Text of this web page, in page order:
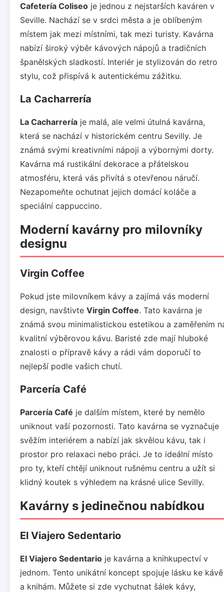
Cafetería Coliseo je jednou z nejstarších kaváren v
Seville. Nachází se v srdci města a je oblíbeným
místem jak mezi místními, tak mezi turisty. Kavárna
nabízí široký výběr kávových nápojů a tradičních
španělských sladkostí. Interiér je stylizován do retro
stylu, což přispívá k autentickému zážitku.
La Cacharrería
La Cacharrería je malá, ale velmi útulná kavárna,
která se nachází v historickém centru Sevilly. Je
známá svými kreativními nápoji a výbornými dorty.
Kavárna má rustikální dekorace a přátelskou
atmosféru, která vás přivítá s otevřenou náručí.
Nezapomeňte ochutnat jejich domácí koláče a
speciální cappuccino.
Moderní kavárny pro milovníky
designu
Virgin Coffee
Pokud jste milovníkem kávy a zajímá vás moderní
design, navštivte Virgin Coffee. Tato kavárna je
známá svou minimalistickou estetikou a zaměřením
kvalitní výběrovou kávu. Baristé zde mají hluboké
znalosti o přípravě kávy a rádi vám doporučí to
nejlepší podle vašich chutí.
Parcería Café
Parcería Café je dalším místem, které by nemělo
uniknout vaší pozornosti. Tato kavárna se vyznačuje
svěžím interiérem a nabízí jak skvělou kávu, tak i
prostor pro relaxaci nebo práci. Je to ideální místo
pro ty, kteří chtějí uniknout rušnému centru a užít si
klidný koutek s výhledem na krásné ulice Sevilly.
Kavárny s jedinečnou nabídkou
El Viajero Sedentario
El Viajero Sedentario je kavárna a knihkupectví v
jednom. Tento unikátní koncept spojuje lásku ke kávě
a knihám. Můžete si zde vychutnat šálek kávy,